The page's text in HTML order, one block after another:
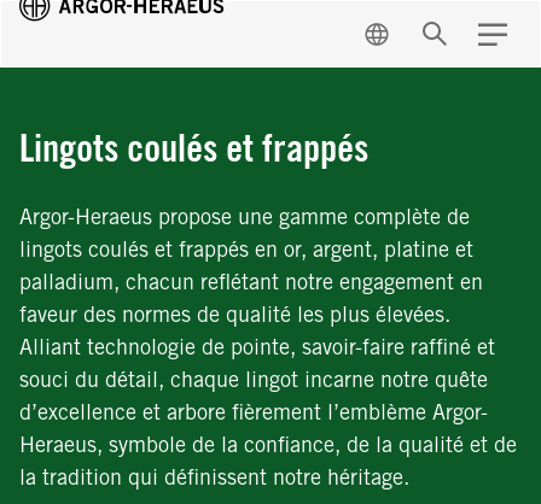
FR RechercheMenu
Lingots coulés et frappés
Argor-Heraeus propose une gamme complète de
lingots coulés et frappés en or, argent, platine et
palladium, chacun reflétant notre engagement en
faveur des normes de qualité les plus élevées.
Alliant technologie de pointe, savoir-faire raffiné et
souci du détail, chaque lingot incarne notre quête
d’excellence et arbore fièrement l’emblème Argor-
Heraeus, symbole de la confiance, de la qualité et de
la tradition qui définissent notre héritage.